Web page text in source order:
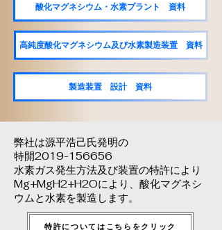
酸化マグネシウム・水素プラント 資料
高純度酸化マグネシウム及び水素製造装置 資料
製造装置 設計 資料
弊社は源平浩己氏発明の
特開2019-156656
水素ガス発生方法及び装置の特許により
Mg+MgH2+H2Oにより、酸化マグネシ
ウムと水素を製造します。
特許についてはこちらをクリック